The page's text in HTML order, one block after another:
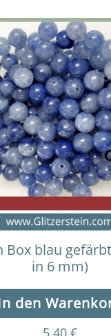
Box blau
in 6 mm)
den
5,40 €